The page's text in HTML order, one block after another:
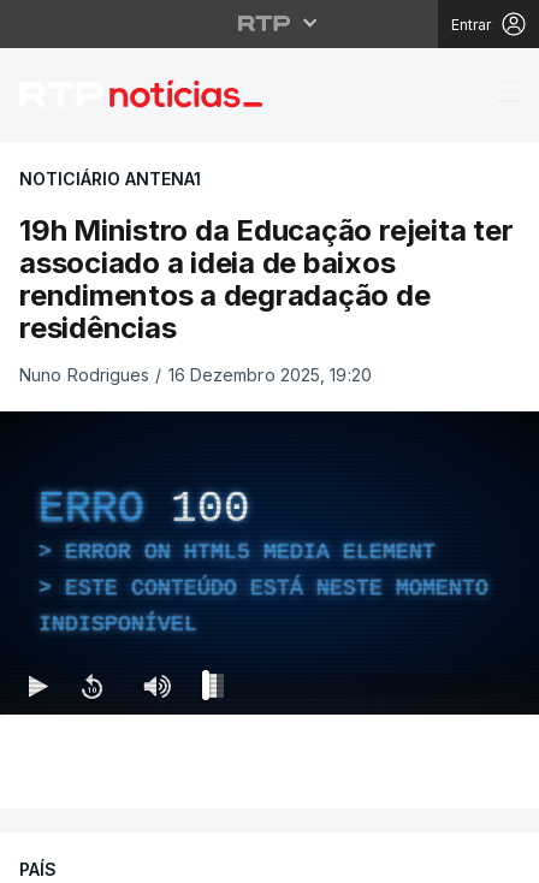
Entrar
19h Ministro da
NOTICIÁRIO ANTENA1
19h Ministro da Educação rejeita ter
associado a ideia de baixos
rendimentos a degradação de
residências
Nuno Rodrigues / 16 Dezembro 2025, 19:20
ERRO 100
ERROR ON HTML5 MEDIA ELEMENT
ESTE CONTEÚDO ESTÁ NESTE MOMENTO
INDISPONÍVEL
PAÍS